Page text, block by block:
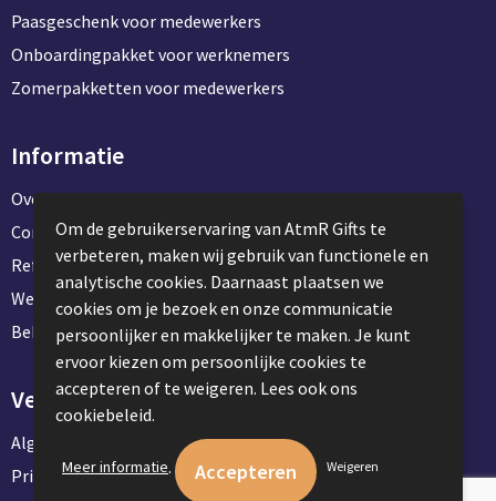
Paasgeschenk voor medewerkers
Onboardingpakket voor werknemers
Zomerpakketten voor medewerkers
Informatie
Over ons
Contact en klantenservice
Referentie projecten
Werken & stage bij AtmR Gifts
Bekijk kantoorbenodigdheden
Veilig winkelen
Algemene voorwaarden
Privacyverklaring
Om de gebruikerservaring van AtmR Gifts te
verbeteren, maken wij gebruik van functionele en
analytische cookies. Daarnaast plaatsen we
cookies om je bezoek en onze communicatie
persoonlijker en makkelijker te maken. Je kunt
ervoor kiezen om persoonlijke cookies te
accepteren of te weigeren. Lees ook ons
cookiebeleid.
Meer informatie. Weigeren